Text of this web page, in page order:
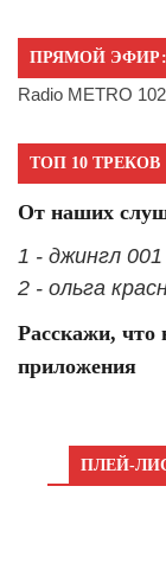
ПРЯМОЙ ЭФИР:
Radio METRO
ТОП 10 ТРЕКОВ
От наших
1 - джингл
2 - ольга
Расскажи, что
приложения
ПЛЕЙ-